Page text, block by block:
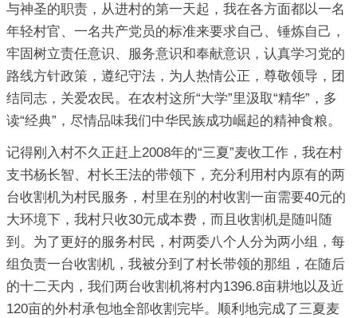
与神圣的职责，从进村的第一天起，我在各方面都以一名
年轻村官、一名共产党员的标准来要求自己、锤炼自己，
牢固树立责任意识、服务意识和奉献意识，认真学习党的
路线方针政策，遵纪守法，为人热情公正，尊敬领导，团
结同志，关爱农民。在农村这所“大学”里汲取“精华”，多
读“经典”，尽情品味我们中华民族成功崛起的精神食粮。
记得刚入村不久正赶上2008年的“三夏”麦收工作，我在村
支书杨长智、村长王法的带领下，充分利用村内原有的两
台收割机为村民服务，村里在别的村收割一亩需要40元的
大环境下，我村只收30元成本费，而且收割机是随叫随
到。为了更好的服务村民，村两委八个人分为两小组，每
组负责一台收割机，我被分到了村长带领的那组，在随后
的十二天内，我们两台收割机将村内1396.8亩耕地以及近
120亩的外村承包地全部收割完毕。顺利地完成了三夏麦